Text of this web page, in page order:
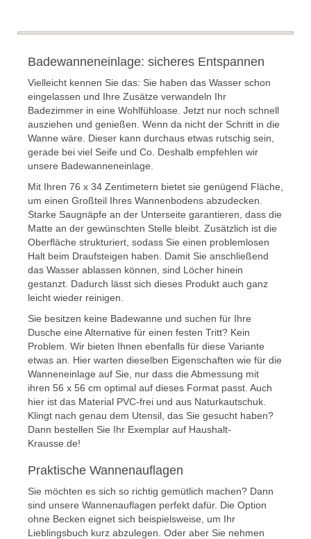
Badewanneneinlage: sicheres Entspannen
Vielleicht kennen Sie das: Sie haben das Wasser schon
eingelassen und Ihre Zusätze verwandeln Ihr
Badezimmer in eine Wohlfühloase. Jetzt nur noch schnell
ausziehen und genießen. Wenn da nicht der Schritt in die
Wanne wäre. Dieser kann durchaus etwas rutschig sein,
gerade bei viel Seife und Co. Deshalb empfehlen wir
unsere Badewanneneinlage.
Mit Ihren 76 x 34 Zentimetern bietet sie genügend Fläche,
um einen Großteil Ihres Wannenbodens abzudecken.
Starke Saugnäpfe an der Unterseite garantieren, dass die
Matte an der gewünschten Stelle bleibt. Zusätzlich ist die
Oberfläche strukturiert, sodass Sie einen problemlosen
Halt beim Draufsteigen haben. Damit Sie anschließend
das Wasser ablassen können, sind Löcher hinein
gestanzt. Dadurch lässt sich dieses Produkt auch ganz
leicht wieder reinigen.
Sie besitzen keine Badewanne und suchen für Ihre
Dusche eine Alternative für einen festen Tritt? Kein
Problem. Wir bieten Ihnen ebenfalls für diese Variante
etwas an. Hier warten dieselben Eigenschaften wie für die
Wanneneinlage auf Sie, nur dass die Abmessung mit
ihren 56 x 56 cm optimal auf dieses Format passt. Auch
hier ist das Material PVC-frei und aus Naturkautschuk.
Klingt nach genau dem Utensil, das Sie gesucht haben?
Dann bestellen Sie Ihr Exemplar auf Haushalt-
Krausse.de!
Praktische Wannenauflagen
Sie möchten es sich so richtig gemütlich machen? Dann
sind unsere Wannenauflagen perfekt dafür. Die Option
ohne Becken eignet sich beispielsweise, um Ihr
Lieblingsbuch kurz abzulegen. Oder aber Sie nehmen